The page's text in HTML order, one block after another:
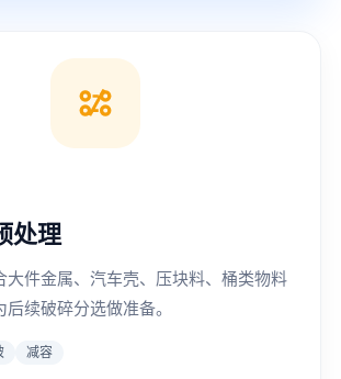
处理
大件金属、汽车壳、压块料、桶类物料
续破碎分选做准备。
减容